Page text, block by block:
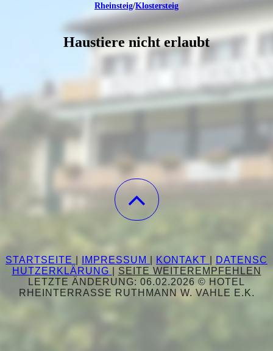
Rheinsteig/Klostersteig
Haustiere nicht erlaubt
STARTSEITE IMPRESSUM KONTAKT
DATENSC
HUTZERKLÄRUNG
SEITE WEITEREMPFEHLEN
LETZTE ÄNDERUNG: 06.02.2026 © HOTEL
RHEINTERRASSE RUTHMANN W. VAHLE E.K.